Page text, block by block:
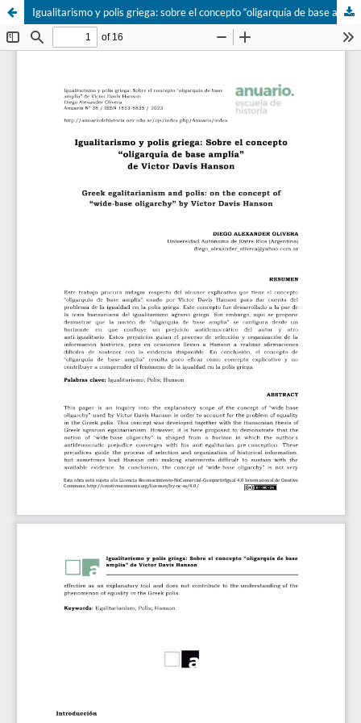
Igualitarismo y polis griega: sobre el concepto “oligarquía de base amplia” de Victor Davis Hanson